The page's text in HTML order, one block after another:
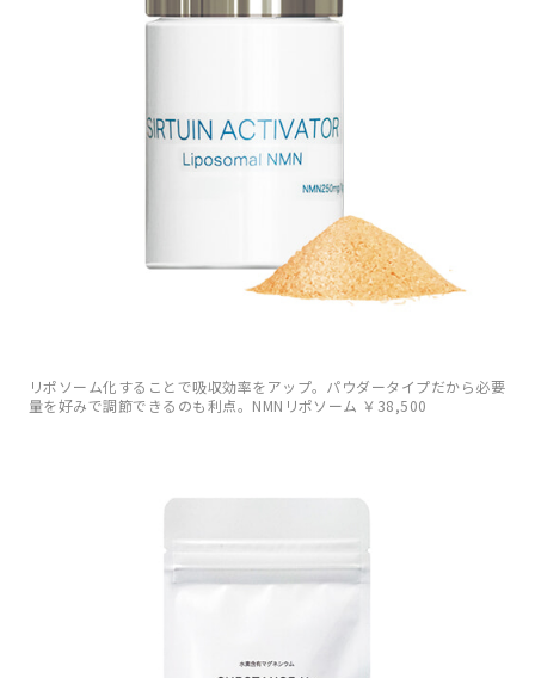
リポソーム化することで吸収効率をアップ。パウダータイプだから必要
量を好みで調節できるのも利点。NMNリポソーム ￥38,500